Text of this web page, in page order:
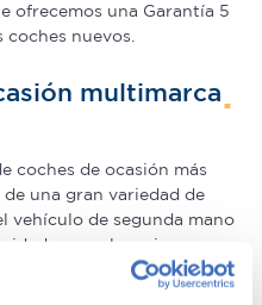
ofrecemos una Garantía 5
coches nuevos.
multimarca
coches de ocasión más
una gran variedad de
vehículo de segunda mano
con la mejor
ven a vernos y te